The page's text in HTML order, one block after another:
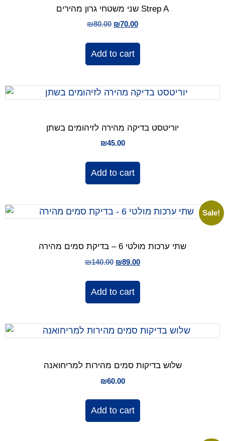
שני משטחי גרון מהירים Strep A
₪80.00 ₪70.00
Add to cart
יוריטסט בדיקה מהירה לזיהומים בשתן
₪45.00
Add to cart
Sale!
שתי ערכות מולטי 6 – בדיקת סמים מהירה
₪140.00 ₪89.00
Add to cart
שלוש בדיקות סמים מהירות למריחואנה
₪60.00
Add to cart